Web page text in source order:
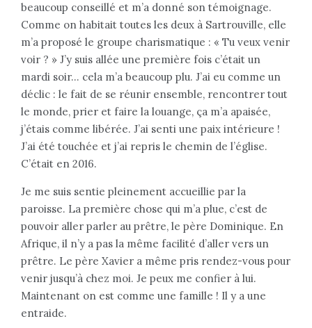
beaucoup conseillé et m’a donné son témoignage.
Comme on habitait toutes les deux à Sartrouville, elle
m’a proposé le groupe charismatique : « Tu veux venir
voir ? » J’y suis allée une première fois c’était un
mardi soir… cela m’a beaucoup plu. J’ai eu comme un
déclic : le fait de se réunir ensemble, rencontrer tout
le monde, prier et faire la louange, ça m’a apaisée,
j’étais comme libérée. J’ai senti une paix intérieure !
J’ai été touchée et j’ai repris le chemin de l’église.
C’était en 2016.
Je me suis sentie pleinement accueillie par la
paroisse. La première chose qui m’a plue, c’est de
pouvoir aller parler au prêtre, le père Dominique. En
Afrique, il n’y a pas la même facilité d’aller vers un
prêtre. Le père Xavier a même pris rendez-vous pour
venir jusqu’à chez moi. Je peux me confier à lui.
Maintenant on est comme une famille ! Il y a une
entraide.